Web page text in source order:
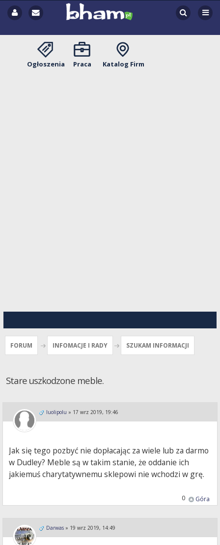
Ogłoszenia Praca Katalog Firm
FORUM INFOMACJE I RADY SZUKAM INFORMACJI
Stare uszkodzone meble.
luolipolu » 17 wrz 2019, 19:46
Jak się tego pozbyć nie dopłacając za wiele lub za darmo
w Dudley? Meble są w takim stanie, że oddanie ich
jakiemuś charytatywnemu sklepowi nie wchodzi w grę.
Góra
0
Darwas » 19 wrz 2019, 14:49